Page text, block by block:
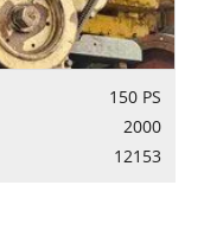
150 PS
2000
12153